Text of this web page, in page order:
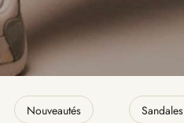
Nouveautés Sandales